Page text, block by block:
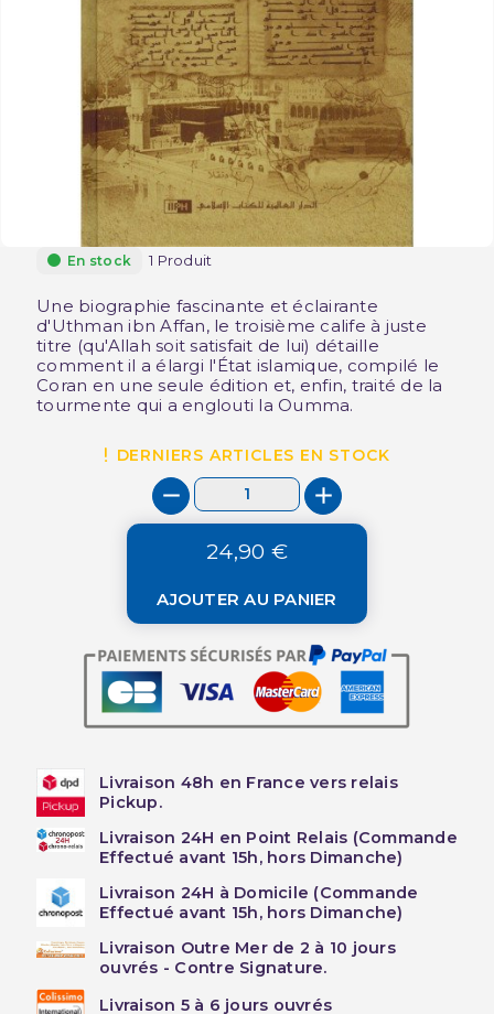
En stock 1 Produit
Une biographie fascinante et éclairante
d'Uthman ibn Affan, le troisième calife à juste
titre (qu'Allah soit satisfait de lui) détaille
comment il a élargi l'État islamique, compilé le
Coran en une seule édition et, enfin, traité de la
tourmente qui a englouti la Oumma.
DERNIERS ARTICLES EN STOCK
24,90 €
AJOUTER AU PANIER
Livraison 48h en France vers relais
Pickup.
Livraison 24H en Point Relais (Commande
Effectué avant 15h, hors Dimanche)
Livraison 24H à Domicile (Commande
Effectué avant 15h, hors Dimanche)
Livraison Outre Mer de 2 à 10 jours
ouvrés - Contre Signature.
Livraison 5 à 6 jours ouvrés